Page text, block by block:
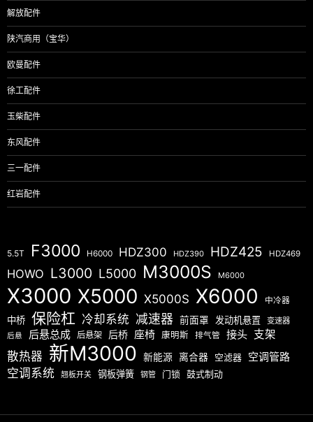
解放配件
陕汽商用（宝华）
欧曼配件
徐工配件
玉柴配件
东风配件
三一配件
红岩配件
5.5T F3000 H6000 HDZ300 HDZ390 HDZ425 HDZ469
HOWO L3000 L5000 M3000S M6000
X3000 X5000 X5000S X6000 中冷器
中桥 保险杠 冷却系统 减速器 前面罩 发动机悬置 变速器
后悬 后悬总成 后悬架 后桥 座椅 康明斯 排气管 接头 支架
散热器 新M3000 新能源 离合器 空滤器 空调管路
空调系统 翘板开关 钢板弹簧 钢管 门锁 鼓式制动